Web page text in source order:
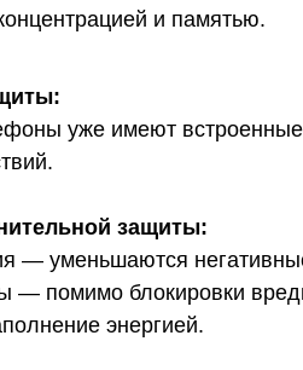
и памятью.
уже имеют
защиты:
— уменьшаются
— помимо блокировки
энергией.